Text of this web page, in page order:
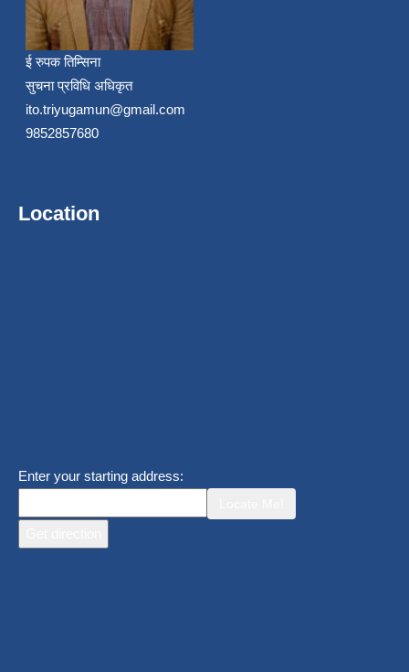
ई रुपक तिम्सिना
सुचना प्रविधि अधिकृत
ito.triyugamun@gmail.com
9852857680
Location
Enter your starting address: